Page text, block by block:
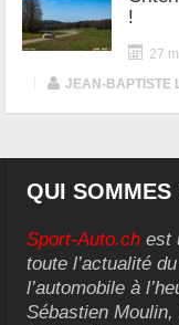
!
27
JEAN-BAPTISTE
QUI SOMMES
Sport-Auto.ch est
toute l’actualité
l’automobile à
Sébastien